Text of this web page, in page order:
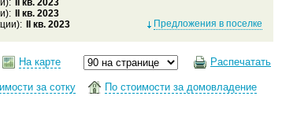
II кв. 2023
II кв. 2023
II кв. 2023 Предложения в поселке
На карте Распечатать
за сотку По стоимости за домовладение